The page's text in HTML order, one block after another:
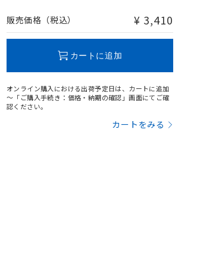
販売価格（税込） ¥ 3,410
カートに追加
オンライン購入における出荷予定日は、カートに追加
～「ご購入手続き：価格・納期の確認」画面にてご確
認ください。
カートをみる